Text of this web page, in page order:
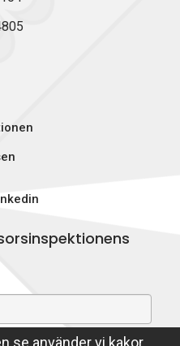
använder vi kakor
nyheter godkänner du att